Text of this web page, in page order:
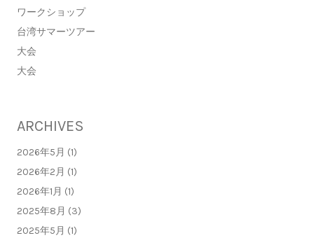
ワークショップ
台湾サマーツアー
大会
大会
ARCHIVES
2026年5月 (1)
2026年2月 (1)
2026年1月 (1)
2025年8月 (3)
2025年5月 (1)